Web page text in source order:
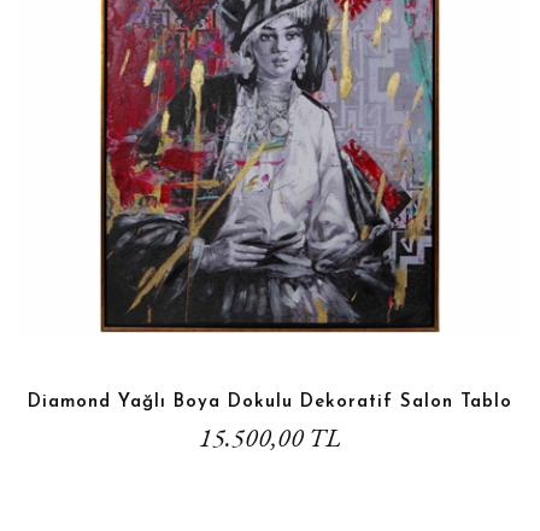
Diamond Yağlı Boya Dokulu Dekoratif Salon Tablo
15.500,00 TL